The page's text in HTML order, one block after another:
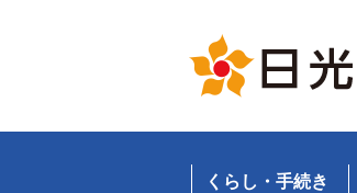
くらし・手続き